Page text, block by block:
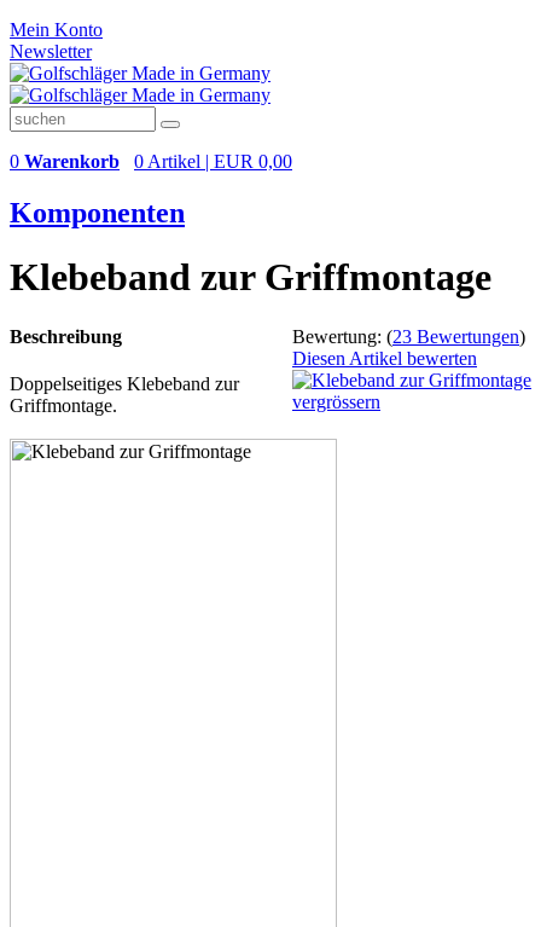
Mein Konto
Newsletter
0 Warenkorb 0 Artikel | EUR 0,00
Komponenten
Klebeband zur Griffmontage
Bewertung: (23 Bewertungen)
Diesen Artikel bewerten
vergrössern
Beschreibung
Doppelseitiges Klebeband zur
Griffmontage.